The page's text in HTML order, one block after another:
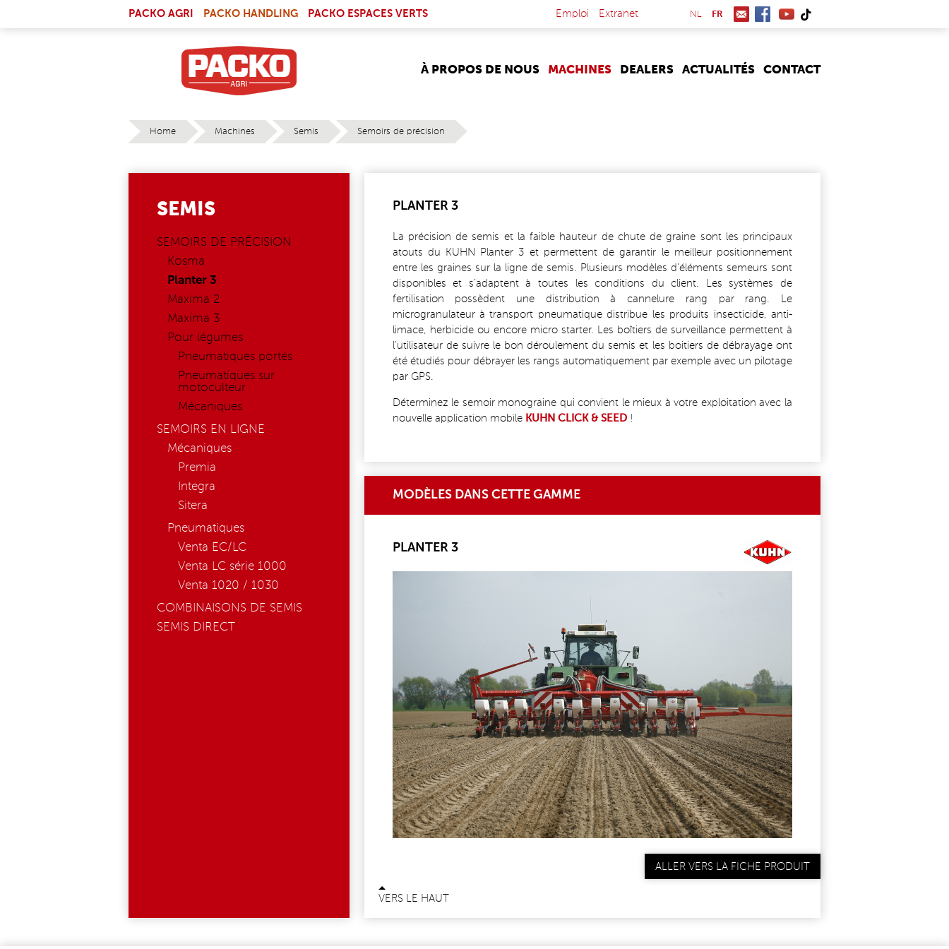
PACKO AGRI
PACKO HANDLING PACKO ESPACES VERTS Emploi Extranet NL FR
À PROPOS DE NOUS MACHINES DEALERS ACTUALITÉS CONTACT
Home Machines Semis Semoirs de précision
SEMIS
SEMOIRS DE PRÉCISION
Kosma
Planter 3
Maxima 2
Maxima 3
Pour légumes
Pneumatiques portés
Pneumatiques sur
motoculteur
Mécaniques
SEMOIRS EN LIGNE
Mécaniques
Premia
Integra
Sitera
Pneumatiques
Venta EC/LC
Venta LC série 1000
Venta 1020 / 1030
COMBINAISONS DE SEMIS
SEMIS DIRECT
PLANTER 3
La précision de semis et la faible hauteur de chute de graine sont les principaux
atouts du KUHN Planter 3 et permettent de garantir le meilleur positionnement
entre les graines sur la ligne de semis. Plusieurs modèles d’éléments semeurs sont
disponibles et s’adaptent à toutes les conditions du client. Les systèmes de
fertilisation possèdent une distribution à cannelure rang par rang. Le
microgranulateur à transport pneumatique distribue les produits insecticide, anti-
limace, herbicide ou encore micro starter. Les boîtiers de surveillance permettent à
l’utilisateur de suivre le bon déroulement du semis et les boitiers de débrayage ont
été étudiés pour débrayer les rangs automatiquement par exemple avec un pilotage
par GPS.
Déterminez le semoir monograine qui convient le mieux à votre exploitation avec la
nouvelle application mobile KUHN CLICK & SEED!
MODÈLES DANS CETTE GAMME
PLANTER 3
ALLER VERS LA FICHE PRODUIT
VERS LE HAUT